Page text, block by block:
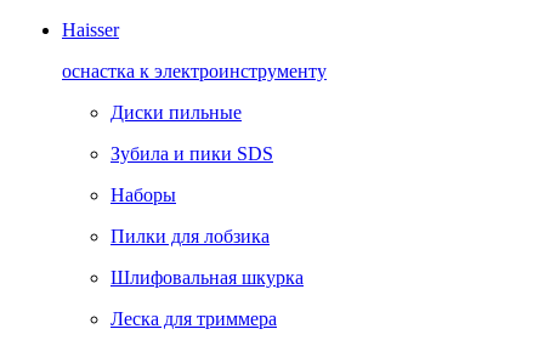
Haisser
оснастка к электроинструменту
Диски пильные
Зубила и пики SDS
Наборы
Пилки для лобзика
Шлифовальная шкурка
Леска для триммера